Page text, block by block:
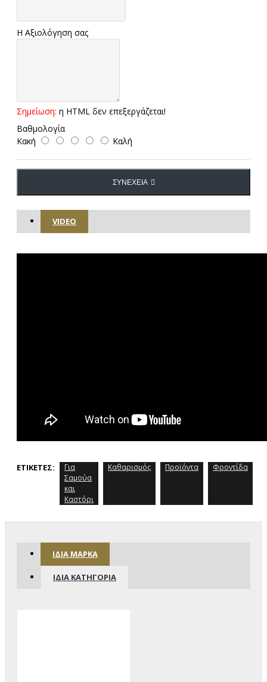
Η Αξιολόγηση σας
Σημείωση: η HTML δεν επεξεργάζεται!
Βαθμολογία
Κακή
Καλή
ΣΥΝΈΧΕΙΑ
VIDEO
ΕΤΙΚΈΤΕΣ:
Για
Σαμούα
και
Καστόρι
Καθαρισμός Προϊόντα Φροντίδα
ΊΔΙΑ ΜΆΡΚΑ
ΊΔΙΑ ΚΑΤΗΓΟΡΊΑ